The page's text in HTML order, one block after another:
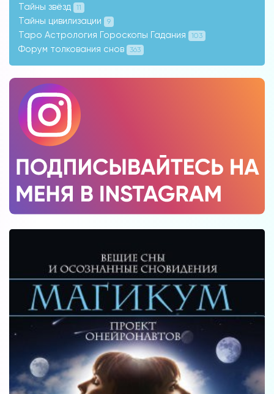
Тайны звёзд 11
Тайны цивилизации 9
Таро Астрология Гороскопы Гадания 103
Форум толкования снов 363